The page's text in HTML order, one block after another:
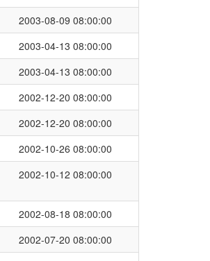
2003-08-09 08:00:00
2003-04-13 08:00:00
2003-04-13 08:00:00
2002-12-20 08:00:00
2002-12-20 08:00:00
2002-10-26 08:00:00
2002-10-12 08:00:00
2002-08-18 08:00:00
2002-07-20 08:00:00